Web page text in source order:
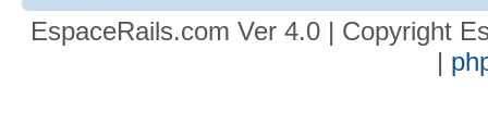
EspaceRails.com Ver 4.0 | Copyright
|